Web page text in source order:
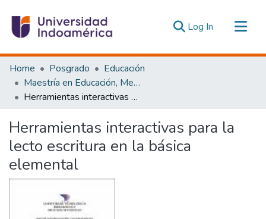
Log In (current)
Communities & Collections
All of DSpace
Statistics
Home Posgrado
Educación
Maestría en Educación, Mención Pedagogía en Entornos Digitales
Herramientas interactivas para la lecto escritura en la básica elemental
Herramientas interactivas para la
lecto escritura en la básica
elemental